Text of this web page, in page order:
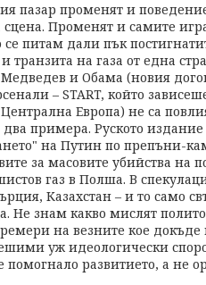
пазар променят и
сцена. Променят и самите
питам дали пък
транзита на газа от една
и Обама (новия
– START, който
Европа) не са
примера. Руското
на Путин по препъни-
за масовите убийства на
газ в Полша. В
Казахстан – и то само
Не знам какво мислят
на везните кое докъде
уж идеологически
помогнало развитието, а не